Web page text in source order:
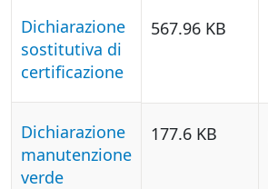
Dichiarazione
sostitutiva di
certificazione
567.96 KB
Dichiarazione
manutenzione
verde
177.6 KB